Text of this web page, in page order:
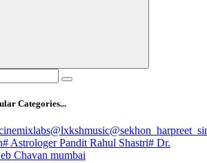
Categories...
@lxkshmusic
# Astrologer Pandit Rahul Shastri# Dr.
Chavan mumbai